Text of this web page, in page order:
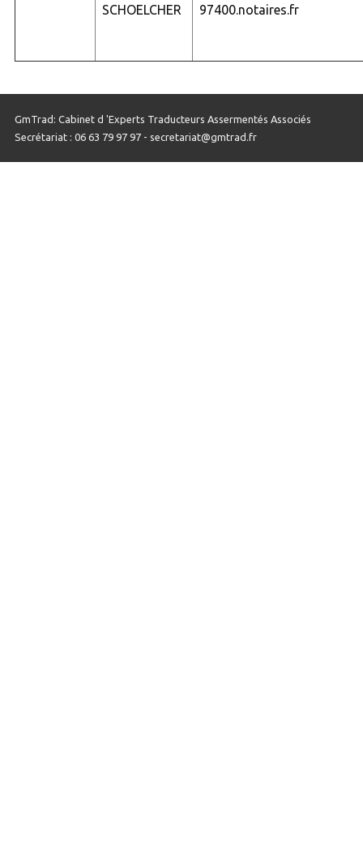
SCHOELCHER
97400.notaires.fr
GmTrad: Cabinet d 'Experts Traducteurs Assermentés Associés
Secrétariat : 06 63 79 97 97 - secretariat@gmtrad.fr